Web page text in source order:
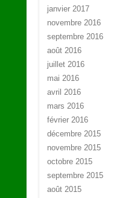
janvier 2017
novembre 2016
septembre 2016
août 2016
juillet 2016
mai 2016
avril 2016
mars 2016
février 2016
décembre 2015
novembre 2015
octobre 2015
septembre 2015
août 2015